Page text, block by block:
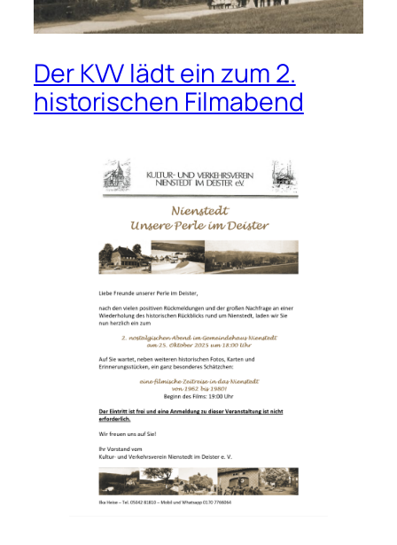
Der KVV lädt ein zum 2.
historischen Filmabend